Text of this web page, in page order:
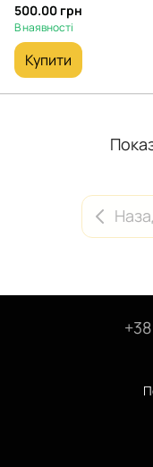
500.00 грн
В наявності
Купити